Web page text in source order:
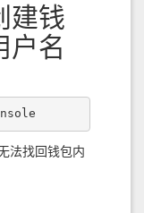
建钱
户名
法找回钱包内